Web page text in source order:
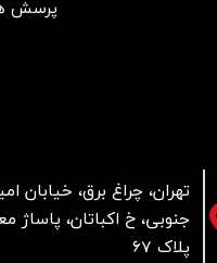
تهران، چراغ برق، خیابان
جنوبی، خ اکباتان، پاساژ
پلاک 67
پرسش